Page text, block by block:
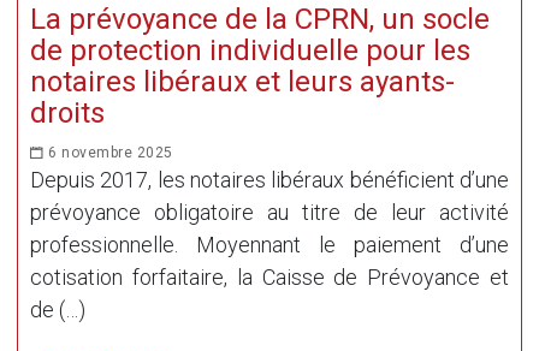
La prévoyance de la CPRN, un socle
de protection individuelle pour les
notaires libéraux et leurs ayants-
droits
6 novembre 2025
Depuis 2017, les notaires libéraux bénéficient d’une
prévoyance obligatoire au titre de leur activité
professionnelle. Moyennant le paiement d’une
cotisation forfaitaire, la Caisse de Prévoyance et
de (…)